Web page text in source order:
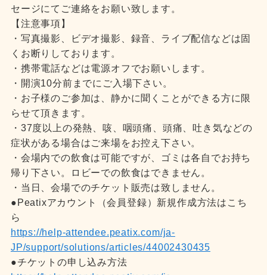
セージにてご連絡をお願い致します。
【注意事項】
・写真撮影、ビデオ撮影、録音、ライブ配信などは固
くお断りしております。
・携帯電話などは電源オフでお願いします。
・開演10分前までにご入場下さい。
・お子様のご参加は、静かに聞くことができる方に限
らせて頂きます。
・37度以上の発熱、咳、咽頭痛、頭痛、吐き気などの
症状がある場合はご来場をお控え下さい。
・会場内での飲食は可能ですが、ゴミは各自でお持ち
帰り下さい。ロビーでの飲食はできません。
・当日、会場でのチケット販売は致しません。
●Peatixアカウント（会員登録）新規作成方法はこち
ら
https://help-attendee.peatix.com/ja-
JP/support/solutions/articles/44002430435
●チケットの申し込み方法